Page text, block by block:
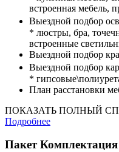
встроенная мебель,
Выездной подбор
* люстры, бра,
встроенные
Выездной подбор
Выездной подбор
*
План расстановки
ПОКАЗАТЬ ПОЛНЫЙ
Подробнее
Пакет